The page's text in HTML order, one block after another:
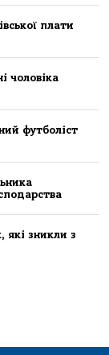
плати
чоловіка
футболіст
які зникли з